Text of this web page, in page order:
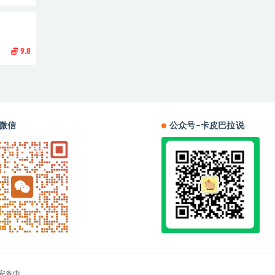
9.8
信 公众号–卡皮巴拉说
备中